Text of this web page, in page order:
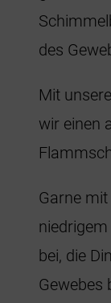
des
Mit
wir einen
Garne
bei, die
Gewebes